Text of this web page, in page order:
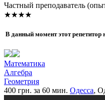
Частный преподаватель
★★★★
В данный момент этот репетитор
Математика
Алгебра
Геометрия
400 грн. за 60 мин. Одесса,